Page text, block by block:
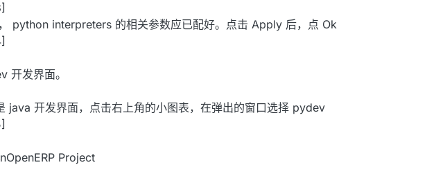
python interpreters 的相关参数应已配好。点击 Apply 后，点 Ok
开发界面。
java 开发界面，点击右上角的小图表，在弹出的窗口选择 pydev
Project